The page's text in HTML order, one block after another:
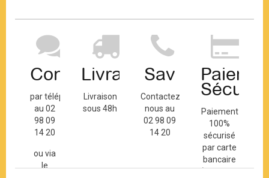
Contact
par téléphone
au 02
98 09
14 20
ou via
le
Livraison
Livraison
sous 48h
Sav
Contactez-
nous au
02 98 09
14 20
Paiement
100%
sécurisé
par carte
bancaire
(Mastercard,